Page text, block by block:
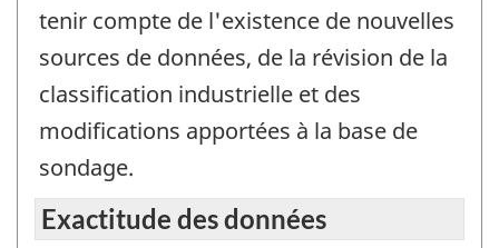
tenir compte de l'existence de nouvelles
sources de données, de la révision de la
classification industrielle et des
modifications apportées à la base de
sondage.
Exactitude des données